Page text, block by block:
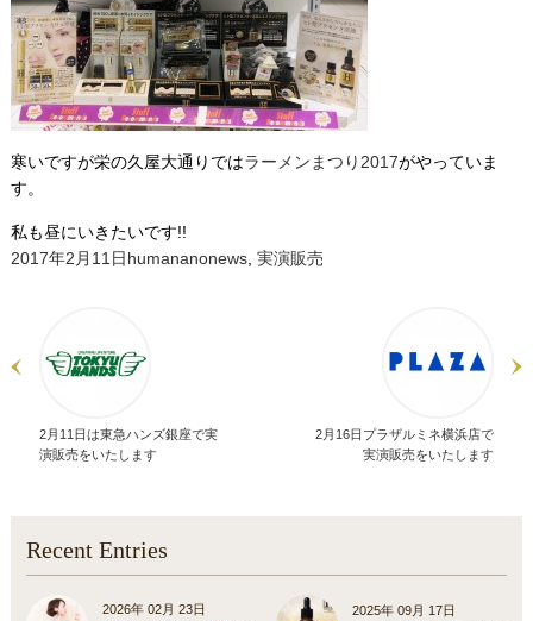
寒いですが栄の久屋大通りではラーメンまつり2017がやっていま
す。
私も昼にいきたいです!!
投
2017年2月11日作
humananoカ
news, 実演販売
2月11日は東急ハンズ銀座で実
演販売をいたします
2月16日プラザルミネ横浜店で
実演販売をいたします
Recent Entries
2026年 02月 23日 2025年 09月 17日